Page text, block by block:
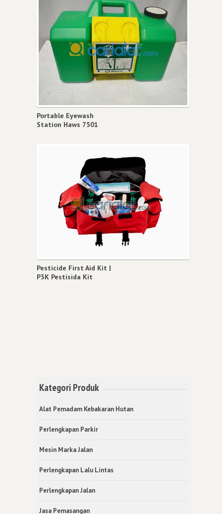
Portable Eyewash
Station Haws 7501
Pesticide First Aid Kit |
P3K Pestisida Kit
Kategori Produk
Alat Pemadam Kebakaran Hutan
Perlengkapan Parkir
Mesin Marka Jalan
Perlengkapan Lalu Lintas
Perlengkapan Jalan
Jasa Pemasangan